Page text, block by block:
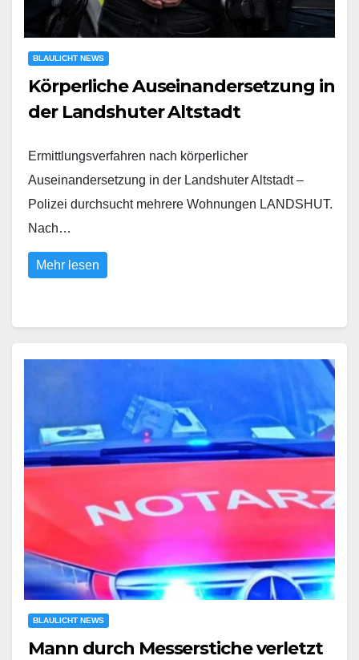
BLAULICHT NEWS
Körperliche Auseinandersetzung in
der Landshuter Altstadt
Ermittlungsverfahren nach körperlicher
Auseinandersetzung in der Landshuter Altstadt –
Polizei durchsucht mehrere Wohnungen LANDSHUT.
Nach…
Mehr lesen
BLAULICHT NEWS
Mann durch Messerstiche verletzt